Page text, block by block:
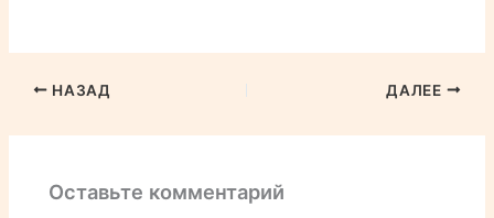
НАЗАД ДАЛЕЕ
Оставьте комментарий